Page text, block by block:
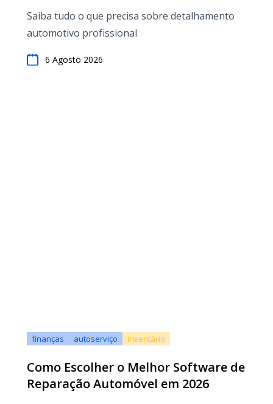
Saiba tudo o que precisa sobre detalhamento
automotivo profissional
6 Agosto 2026
finanças autoserviço inventário
Como Escolher o Melhor Software de
Reparação Automóvel em 2026